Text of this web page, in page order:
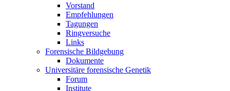
Vorstand
Empfehlungen
Tagungen
Ringversuche
Links
Forensische Bildgebung
Dokumente
Universitäre forensische Genetik
Forum
Institute